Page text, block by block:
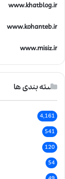
www.khatblog.ir
www.kohanteb.ir
www.misiz.ir
دسته بندی ها
4,161
541
120
54